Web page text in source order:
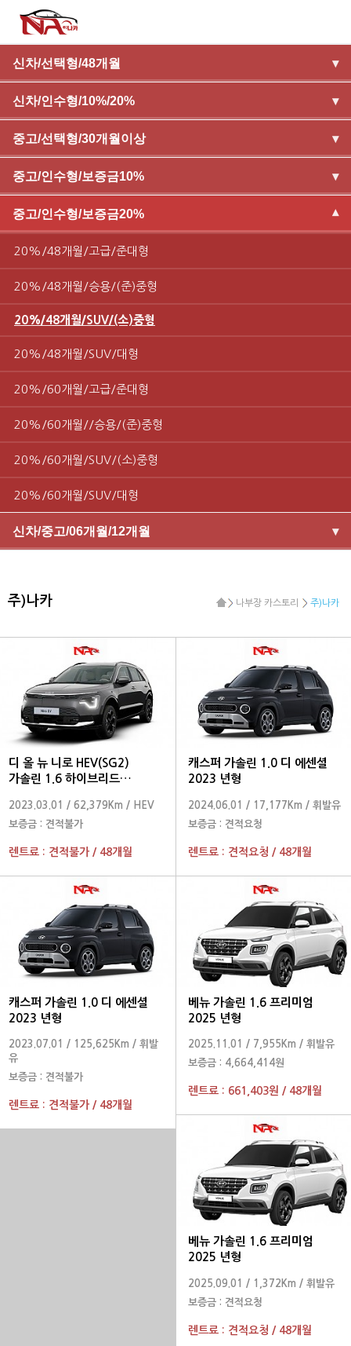
신차/선택형/48개월 ▾
신차/인수형/10%/20% ▾
중고/선택형/30개월이상 ▾
중고/인수형/보증금10% ▾
중고/인수형/보증금20% ▾
20%/48개월/고급/준대형
20%/48개월/승용/(준)중형
20%/48개월/SUV/(소)중형
20%/48개월/SUV/대형
20%/60개월/고급/준대형
20%/60개월//승용/(준)중형
20%/60개월/SUV/(소)중형
20%/60개월/SUV/대형
신차/중고/06개월/12개월 ▾
주)나카 나부장 카스토리 주)나카
디 올 뉴 니로 HEV(SG2)
가솔린 1.6 하이브리드
2023.03.01 / 62,379Km / HEV
보증금 : 견적불가
렌트료 : 견적불가/ 48개월
캐스퍼 가솔린 1.0 디 에센셜
2023 년형
2024.06.01 / 17,177Km / 휘발유
보증금 : 견적요청
렌트료 : 견적요청 / 48개월
캐스퍼 가솔린 1.0 디 에센셜
2023 년형
2023.07.01 / 125,625Km / 휘발
유
보증금 : 견적불가
렌트료 : 견적불가/ 48개월
베뉴 가솔린 1.6 프리미엄
2025 년형
2025.11.01 / 7,955Km / 휘발유
보증금 : 4,664,414원
렌트료 : 661,403원 / 48개월
베뉴 가솔린 1.6 프리미엄
2025 년형
2025.09.01 / 1,372Km / 휘발유
보증금 : 견적요청
렌트료 : 견적요청 / 48개월